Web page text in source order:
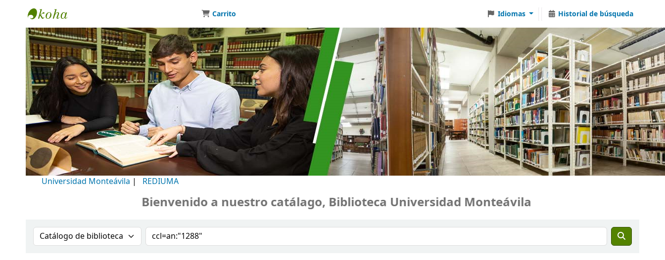
Biblioteca Universidad Monteávila
Carrito Idiomas Historial de búsqueda
Universidad Monteávila | REDIUMA
Bienvenido a nuestro catálago, Biblioteca Universidad Monteávila
Buscar en el catálogo por:Buscar en el catálogo